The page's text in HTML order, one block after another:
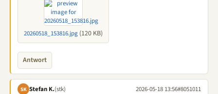
20260518_153816.jpg (120 KB)
Antwort
SK Stefan K.(stk) 2026-05-18 13:56#8051011